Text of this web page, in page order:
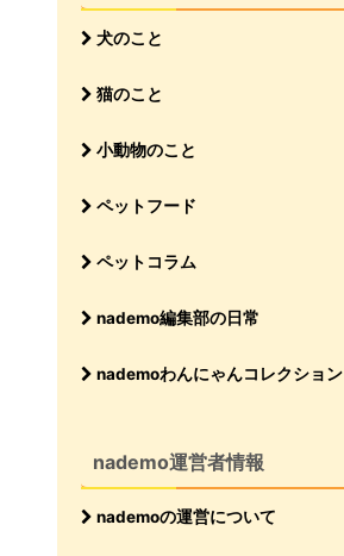
犬のこと
猫のこと
小動物のこと
ペットフード
ペットコラム
nademo編集部の日常
nademoわんにゃんコレクション
nademo運営者情報
nademoの運営について